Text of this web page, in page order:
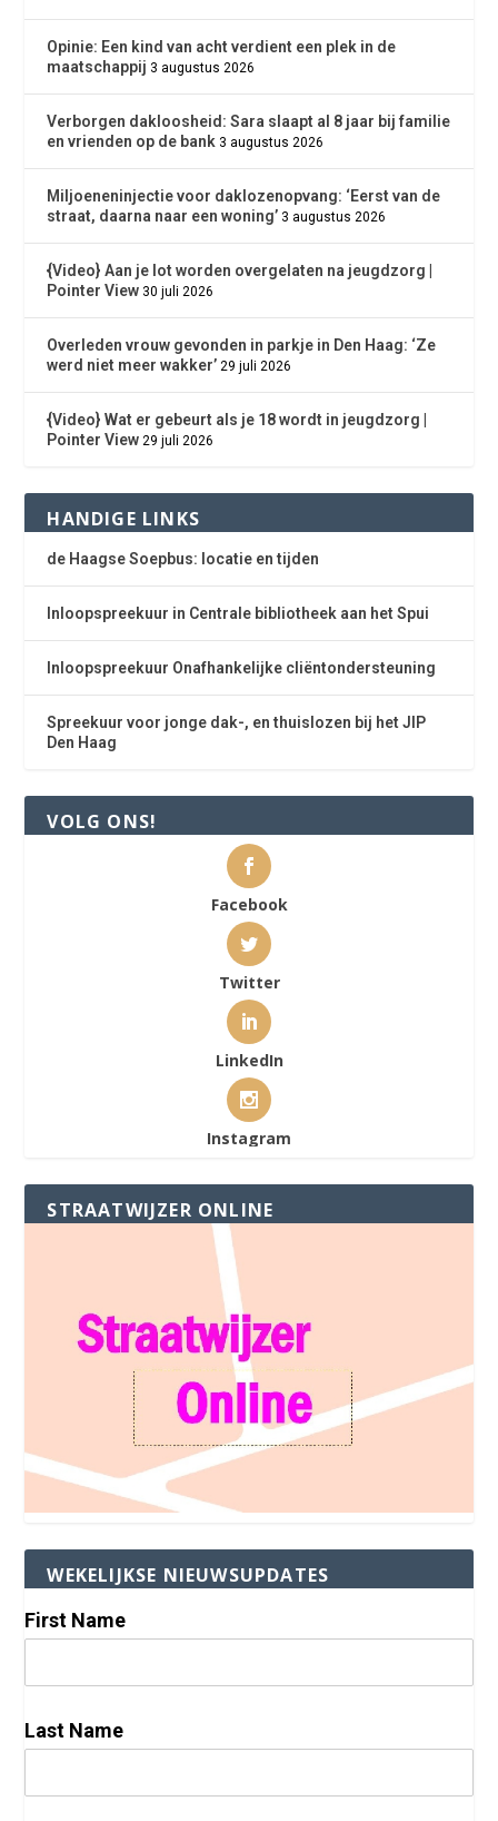
Opinie: Een kind van acht verdient een plek in de
maatschappij 3 augustus 2026
Verborgen dakloosheid: Sara slaapt al 8 jaar bij familie
en vrienden op de bank 3 augustus 2026
Miljoeneninjectie voor daklozenopvang: ‘Eerst van de
straat, daarna naar een woning’ 3 augustus 2026
{Video} Aan je lot worden overgelaten na jeugdzorg |
Pointer View 30 juli 2026
Overleden vrouw gevonden in parkje in Den Haag: ‘Ze
werd niet meer wakker’ 29 juli 2026
{Video} Wat er gebeurt als je 18 wordt in jeugdzorg |
Pointer View 29 juli 2026
HANDIGE LINKS
de Haagse Soepbus: locatie en tijden
Inloopspreekuur in Centrale bibliotheek aan het Spui
Inloopspreekuur Onafhankelijke cliëntondersteuning
Spreekuur voor jonge dak-, en thuislozen bij het JIP
Den Haag
VOLG ONS!
Facebook
Twitter
LinkedIn
Instagram
STRAATWIJZER ONLINE
WEKELIJKSE NIEUWSUPDATES
First Name
Last Name